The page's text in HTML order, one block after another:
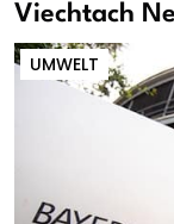
Viechtach
UMWELT